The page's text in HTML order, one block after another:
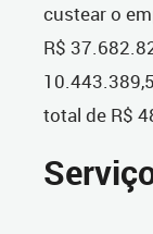
custear o
R$
total de R$